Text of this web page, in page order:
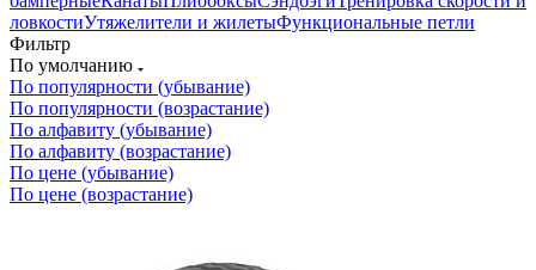
ловкостиУтяжелители и жилетыФункциональные петли
Фильтр
По умолчанию
По популярности (убывание)
По популярности (возрастание)
По алфавиту (убывание)
По алфавиту (возрастание)
По цене (убывание)
По цене (возрастание)